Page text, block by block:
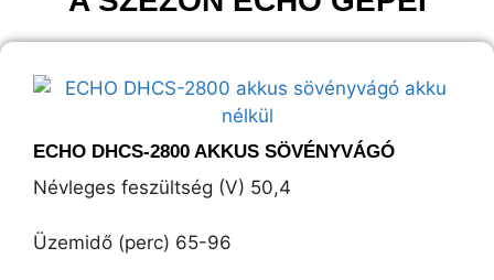
ECHO DHCS-2800 AKKUS SÖVÉNYVÁGÓ
Névleges feszültség (V) 50,4
Üzemidő (perc) 65-96